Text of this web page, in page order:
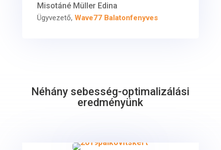
Misotáné Müller Edina
Ügyvezető, Wave77 Balatonfenyves
Néhány sebesség-optimalizálási
eredményünk